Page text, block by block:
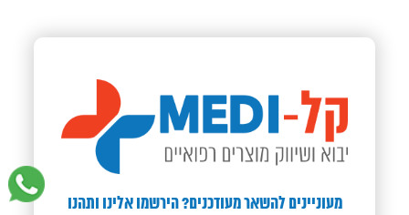
מעוניינים להשאר מעודכנים? הירשמו אלינו ותהנו